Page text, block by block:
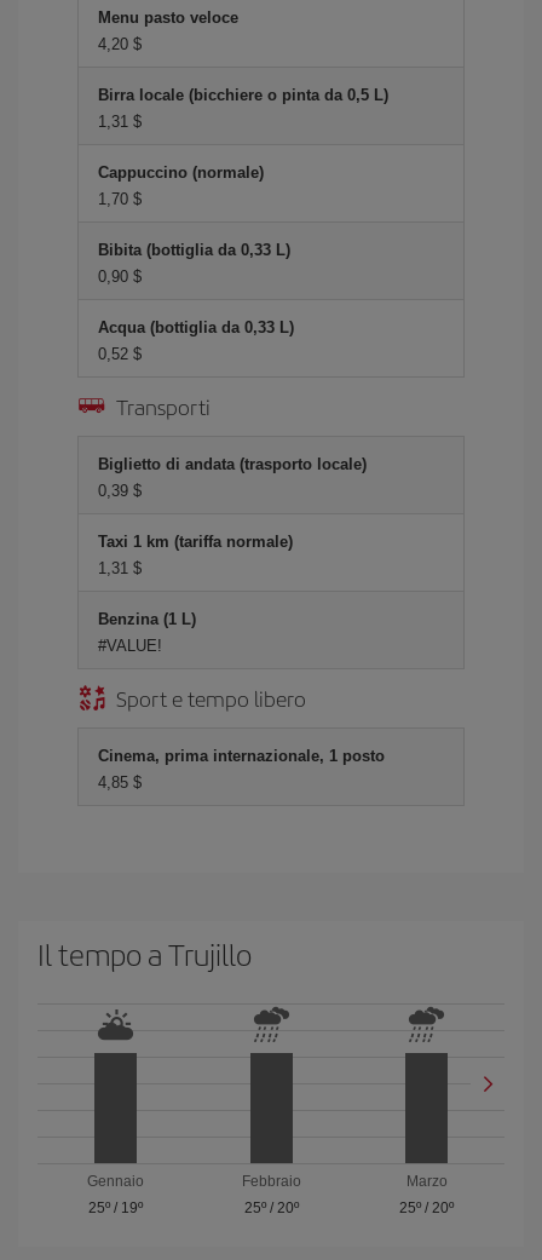
Menu pasto veloce
4,20 $
Birra locale (bicchiere o pinta da 0,5 L)
1,31 $
Cappuccino (normale)
1,70 $
Bibita (bottiglia da 0,33 L)
0,90 $
Acqua (bottiglia da 0,33 L)
0,52 $
Transporti
Biglietto di andata (trasporto locale)
0,39 $
Taxi 1 km (tariffa normale)
1,31 $
Benzina (1 L)
#VALUE!
Sport e tempo libero
Cinema, prima internazionale, 1 posto
4,85 $
Il tempo a Trujillo
Gennaio
25º/ 19º
Febbraio
25º/ 20º
Marzo
25º / 20º